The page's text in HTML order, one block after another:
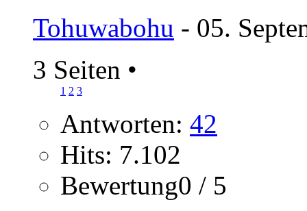
Tohuwabohu - 05.
3 Seiten •
1 2 3
Antworten: 42
Hits: 7.102
Bewertung0 / 5